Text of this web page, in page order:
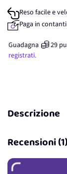
Reso facile e
Paga in
Guadagna 29
registrati.
Descrizione
Recensioni (1)